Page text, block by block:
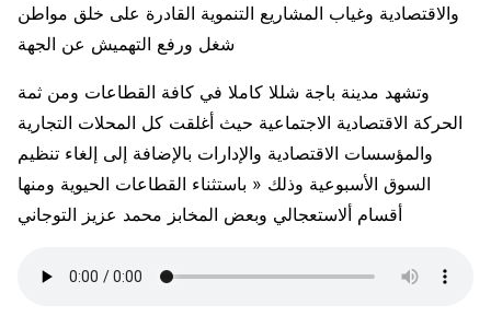
والاقتصادية وغياب المشاريع التنموية القادرة على خلق مواطن
شغل ورفع التهميش عن الجهة
وتشهد مدينة باجة شللا كاملا في كافة القطاعات ومن ثمة
الحركة الاقتصادية الاجتماعية حيث أغلقت كل المحلات التجارية
والمؤسسات الاقتصادية والإدارات بالإضافة إلى إلغاء تنظيم
السوق الأسبوعية وذلك « باستثناء القطاعات الحيوية ومنها
أقسام ألاستعجالي وبعض المخابز محمد عزيز التوجاني